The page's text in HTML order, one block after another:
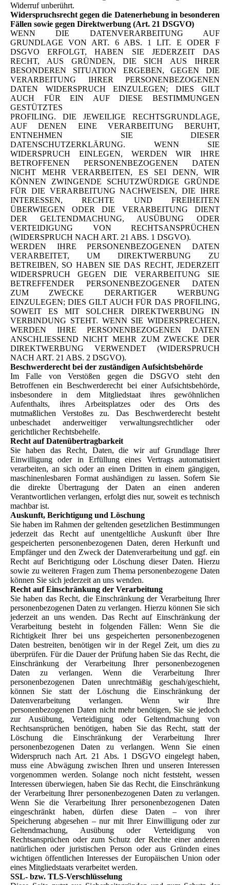
Widerruf unberührt.
Widerspruchsrecht gegen die Datenerhebung in besonderen
Fällen sowie gegen Direktwerbung (Art. 21 DSGVO)
WENN DIE DATENVERARBEITUNG AUF
GRUNDLAGE VON ART. 6 ABS. 1 LIT. E ODER F
DSGVO ERFOLGT, HABEN SIE JEDERZEIT DAS
RECHT, AUS GRÜNDEN, DIE SICH AUS IHRER
BESONDEREN SITUATION ERGEBEN, GEGEN DIE
VERARBEITUNG IHRER PERSONENBEZOGENEN
DATEN WIDERSPRUCH EINZULEGEN; DIES GILT
AUCH FÜR EIN AUF DIESE BESTIMMUNGEN
GESTÜTZTES
PROFILING. DIE JEWEILIGE RECHTSGRUNDLAGE,
AUF DENEN EINE VERARBEITUNG BERUHT,
ENTNEHMEN SIE DIESER
DATENSCHUTZERKLÄRUNG. WENN SIE
WIDERSPRUCH EINLEGEN, WERDEN WIR IHRE
BETROFFENEN PERSONENBEZOGENEN DATEN
NICHT MEHR VERARBEITEN, ES SEI DENN, WIR
KÖNNEN ZWINGENDE SCHUTZWÜRDIGE GRÜNDE
FÜR DIE VERARBEITUNG NACHWEISEN, DIE IHRE
INTERESSEN, RECHTE UND FREIHEITEN
ÜBERWIEGEN ODER DIE VERARBEITUNG DIENT
DER GELTENDMACHUNG, AUSÜBUNG ODER
VERTEIDIGUNG VON RECHTSANSPRÜCHEN
(WIDERSPRUCH NACH ART. 21 ABS. 1 DSGVO).
WERDEN IHRE PERSONENBEZOGENEN DATEN
VERARBEITET, UM DIREKTWERBUNG ZU
BETREIBEN, SO HABEN SIE DAS RECHT, JEDERZEIT
WIDERSPRUCH GEGEN DIE VERARBEITUNG SIE
BETREFFENDER PERSONENBEZOGENER DATEN
ZUM ZWECKE DERARTIGER WERBUNG
EINZULEGEN; DIES GILT AUCH FÜR DAS PROFILING,
SOWEIT ES MIT SOLCHER DIREKTWERBUNG IN
VERBINDUNG STEHT. WENN SIE WIDERSPRECHEN,
WERDEN IHRE PERSONENBEZOGENEN DATEN
ANSCHLIESSEND NICHT MEHR ZUM ZWECKE DER
DIREKTWERBUNG VERWENDET (WIDERSPRUCH
NACH ART. 21 ABS. 2 DSGVO).
Beschwerderecht bei der zuständigen Aufsichtsbehörde
Im Falle von Verstößen gegen die DSGVO steht den
Betroffenen ein Beschwerderecht bei einer Aufsichtsbehörde,
insbesondere in dem Mitgliedstaat ihres gewöhnlichen
Aufenthalts, ihres Arbeitsplatzes oder des Orts des
mutmaßlichen Verstoßes zu. Das Beschwerderecht besteht
unbeschadet anderweitiger verwaltungsrechtlicher oder
gerichtlicher Rechtsbehelfe.
Recht auf Datenübertragbarkeit
Sie haben das Recht, Daten, die wir auf Grundlage Ihrer
Einwilligung oder in Erfüllung eines Vertrags automatisiert
verarbeiten, an sich oder an einen Dritten in einem gängigen,
maschinenlesbaren Format aushändigen zu lassen. Sofern Sie
die direkte Übertragung der Daten an einen anderen
Verantwortlichen verlangen, erfolgt dies nur, soweit es technisch
machbar ist.
Auskunft, Berichtigung und Löschung
Sie haben im Rahmen der geltenden gesetzlichen Bestimmungen
jederzeit das Recht auf unentgeltliche Auskunft über Ihre
gespeicherten personenbezogenen Daten, deren Herkunft und
Empfänger und den Zweck der Datenverarbeitung und ggf. ein
Recht auf Berichtigung oder Löschung dieser Daten. Hierzu
sowie zu weiteren Fragen zum Thema personenbezogene Daten
können Sie sich jederzeit an uns wenden.
Recht auf Einschränkung der Verarbeitung
Sie haben das Recht, die Einschränkung der Verarbeitung Ihrer
personenbezogenen Daten zu verlangen. Hierzu können Sie sich
jederzeit an uns wenden. Das Recht auf Einschränkung der
Verarbeitung besteht in folgenden Fällen: Wenn Sie die
Richtigkeit Ihrer bei uns gespeicherten personenbezogenen
Daten bestreiten, benötigen wir in der Regel Zeit, um dies zu
überprüfen. Für die Dauer der Prüfung haben Sie das Recht, die
Einschränkung der Verarbeitung Ihrer personenbezogenen
Daten zu verlangen. Wenn die Verarbeitung Ihrer
personenbezogenen Daten unrechtmäßig geschah/geschieht,
können Sie statt der Löschung die Einschränkung der
Datenverarbeitung verlangen. Wenn wir Ihre
personenbezogenen Daten nicht mehr benötigen, Sie sie jedoch
zur Ausübung, Verteidigung oder Geltendmachung von
Rechtsansprüchen benötigen, haben Sie das Recht, statt der
Löschung die Einschränkung der Verarbeitung Ihrer
personenbezogenen Daten zu verlangen. Wenn Sie einen
Widerspruch nach Art. 21 Abs. 1 DSGVO eingelegt haben,
muss eine Abwägung zwischen Ihren und unseren Interessen
vorgenommen werden. Solange noch nicht feststeht, wessen
Interessen überwiegen, haben Sie das Recht, die Einschränkung
der Verarbeitung Ihrer personenbezogenen Daten zu verlangen.
Wenn Sie die Verarbeitung Ihrer personenbezogenen Daten
eingeschränkt haben, dürfen diese Daten – von ihrer
Speicherung abgesehen – nur mit Ihrer Einwilligung oder zur
Geltendmachung, Ausübung oder Verteidigung von
Rechtsansprüchen oder zum Schutz der Rechte einer anderen
natürlichen oder juristischen Person oder aus Gründen eines
wichtigen öffentlichen Interesses der Europäischen Union oder
eines Mitgliedstaats verarbeitet werden.
SSL- bzw. TLS-Verschlüsselung